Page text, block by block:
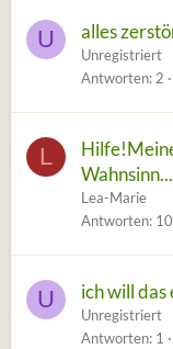
U alles
Unregistriert
Antworten 2
L
Wahnsinn...
Lea-Marie
Antworten 10
U ich will das
Unregistriert
Antworten 1